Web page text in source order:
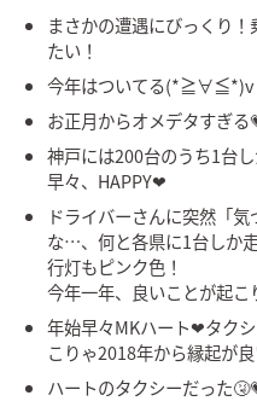
まさかの遭遇にびっくり
たい！
今年はついてる(*≧∀≦*)v
お正月からオメデタすぎる
神戸には200台のうち1台
早々、HAPPY❤︎
ドライバーさんに突然「
な…、何と各県に1台しか
行灯もピンク色！
今年一年、良いことが起
年始早々MKハート❤タクシ
こりゃ2018年から縁起が良
ハートのタクシーだった